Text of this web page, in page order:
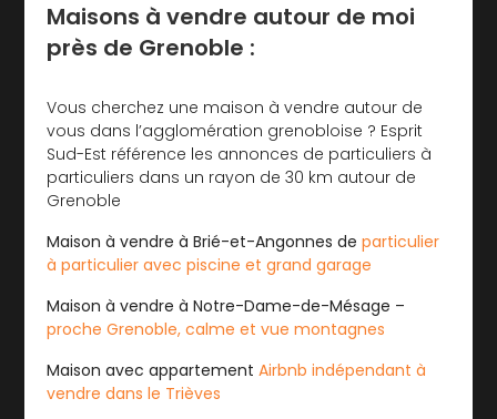
Maisons à vendre autour de moi
près de Grenoble :
Vous cherchez une maison à vendre autour de
vous dans l’agglomération grenobloise ? Esprit
Sud-Est référence les annonces de particuliers à
particuliers dans un rayon de 30 km autour de
Grenoble
Maison à vendre à Brié-et-Angonnes de particulier
à particulier avec piscine et grand garage
Maison à vendre à Notre-Dame-de-Mésage –
proche Grenoble, calme et vue montagnes
Maison avec appartementAirbnb indépendant à
vendre dans le Trièves